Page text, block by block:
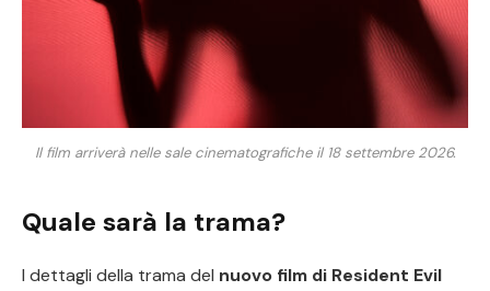
Il film arriverà nelle sale cinematografiche il 18 settembre 2026.
Quale sarà la trama?
I dettagli della trama del nuovo film di Resident Evil